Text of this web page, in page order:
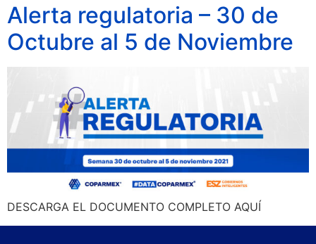
Alerta regulatoria – 30 de
Octubre al 5 de Noviembre
DESCARGA EL DOCUMENTO COMPLETO AQUÍ